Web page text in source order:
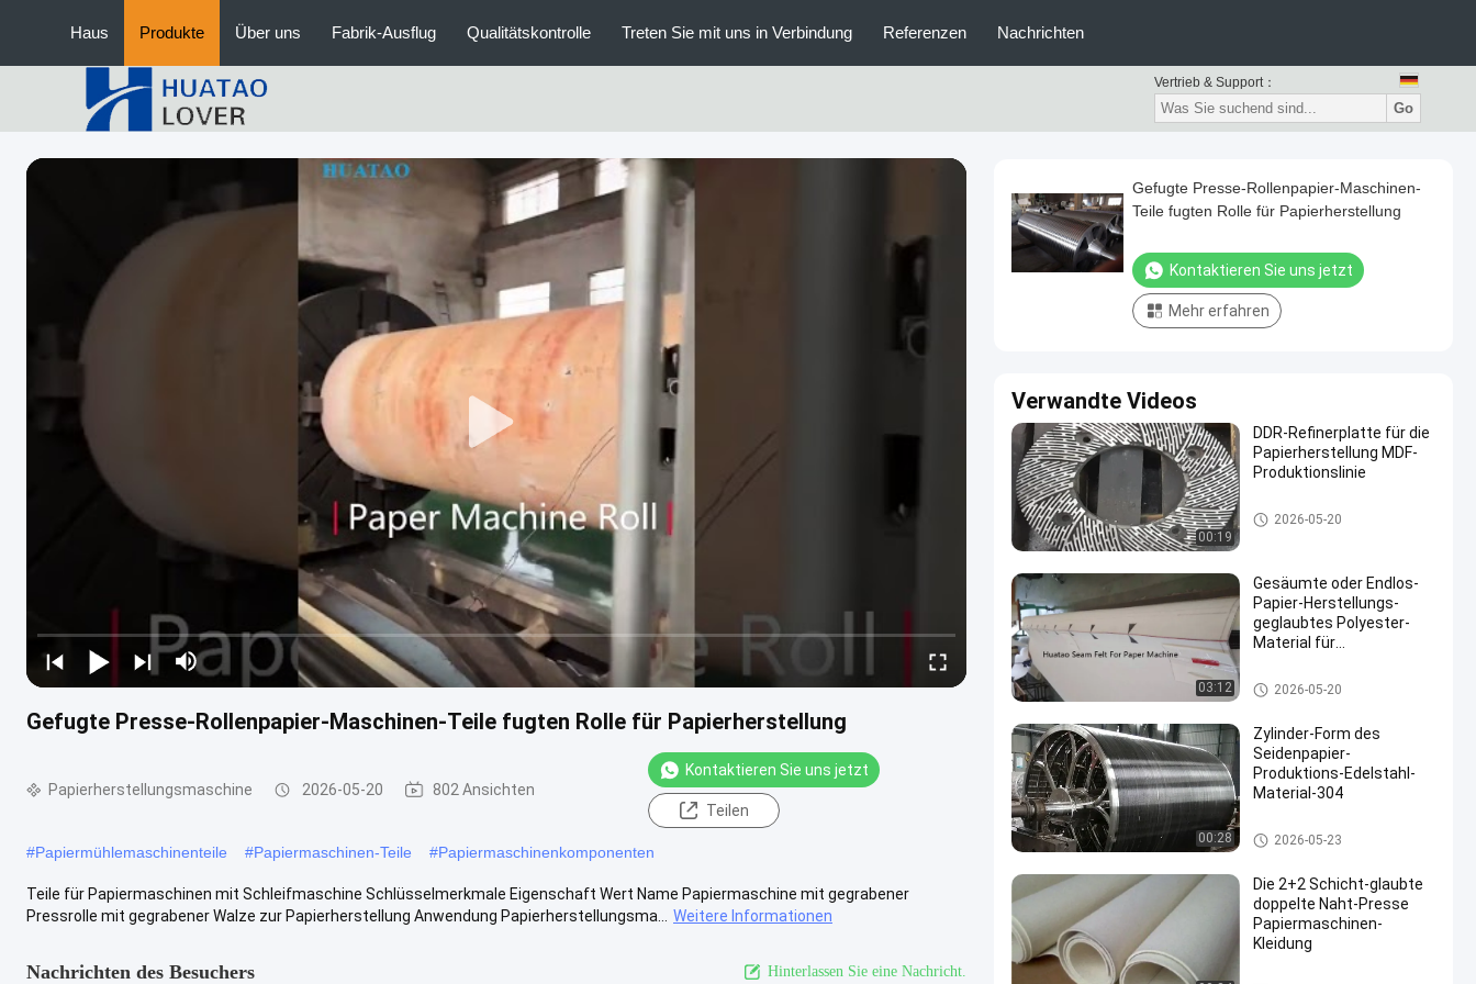
Haus Produkte Über uns Fabrik-Ausflug Qualitätskontrolle Treten Sie mit uns in Verbindung Referenzen Nachrichten
Vertrieb & Support：
Go
Gefugte Presse-Rollenpapier-Maschinen-Teile fugten Rolle für Papierherstellung
Papierherstellungsmaschine 2026-05-20 802 Ansichten
Kontaktieren Sie uns jetzt
Teilen
#Papiermühlemaschinenteile #Papiermaschinen-Teile #Papiermaschinenkomponenten
Teile für Papiermaschinen mit Schleifmaschine Schlüsselmerkmale Eigenschaft Wert Name Papiermaschine mit gegrabener
Pressrolle mit gegrabener Walze zur Papierherstellung Anwendung Papierherstellungsma...
Weitere Informationen
Nachrichten des Besuchers Hinterlassen Sie eine Nachricht.
Gefugte Presse-Rollenpapier-Maschinen-
Teile fugten Rolle für Papierherstellung
Kontaktieren Sie uns jetzt
Mehr erfahren
Verwandte Videos
00:19
DDR-Refinerplatte für die
Papierherstellung MDF-
Produktionslinie
Papierherstellungsmaschine
2026-05-20
03:12
Gesäumte oder Endlos-
Papier-Herstellungs-
geglaubtes Polyester-
Material für
Papierherstellungsmaschine
2026-05-20
00:28
Zylinder-Form des
Seidenpapier-
Produktions-Edelstahl-
Material-304
Papierherstellungsmaschine
2026-05-23
Die 2+2 Schicht-glaubte
doppelte Naht-Presse
Papiermaschinen-
Kleidung